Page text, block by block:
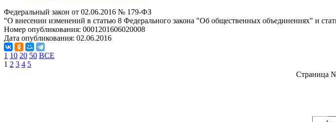
Федеральный закон от 02.06.2016 № 179-ФЗ
"О внесении изменений в статью 8 Федерального закона "Об общественных объединениях" и
Номер опубликования: 0001201606020008
Дата опубликования: 02.06.2016
1 10 20 50 ВСЕ
1 2 3 4 5
Страница